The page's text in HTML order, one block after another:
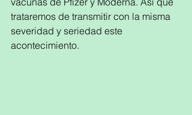
trataremos de transmitir con la misma
severidad y seriedad este
acontecimiento.